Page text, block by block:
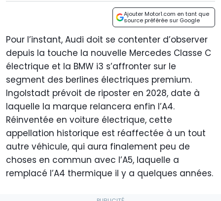
Ajouter Motor1.com en tant que
source préférée sur Google
Pour l’instant, Audi doit se contenter d’observer
depuis la touche la nouvelle Mercedes Classe C
électrique et la BMW i3 s’affronter sur le
segment des berlines électriques premium.
Ingolstadt prévoit de riposter en 2028, date à
laquelle la marque relancera enfin l’A4.
Réinventée en voiture électrique, cette
appellation historique est réaffectée à un tout
autre véhicule, qui aura finalement peu de
choses en commun avec l’A5, laquelle a
remplacé l’A4 thermique il y a quelques années.